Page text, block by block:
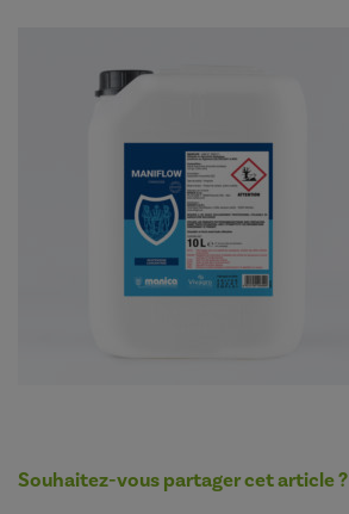
Souhaitez-vous partager cet article ?